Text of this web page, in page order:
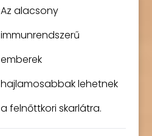
Az alacsony
immunrendszerű
emberek
hajlamosabbak lehetnek
a felnőttkori skarlátra.